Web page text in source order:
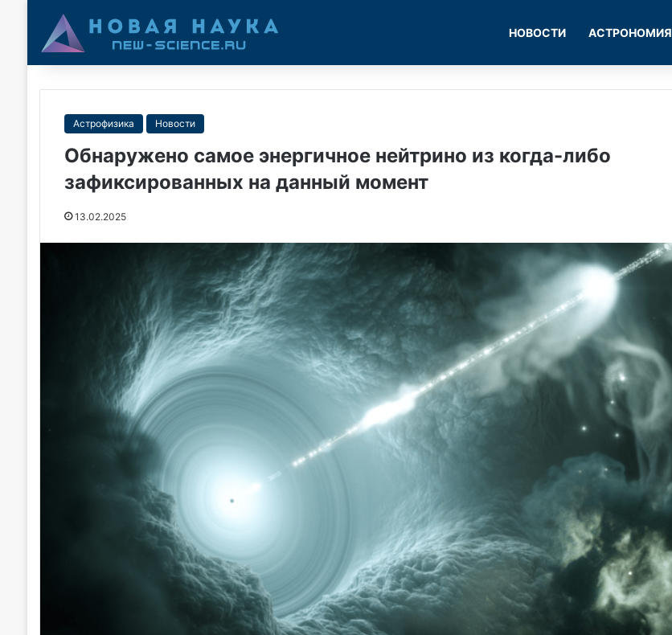
НОВОСТИ АСТРОНОМИЯ
Астрофизика Новости
Обнаружено самое энергичное нейтрино из когда-либо
зафиксированных на данный момент
13.02.2025